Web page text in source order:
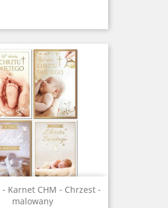
- Karnet CHM - Chrzest -
malowany